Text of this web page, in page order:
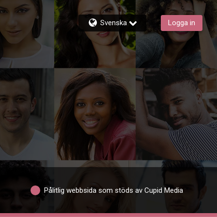
Svenska Logga in
Pålitlig webbsida som stöds av Cupid Media